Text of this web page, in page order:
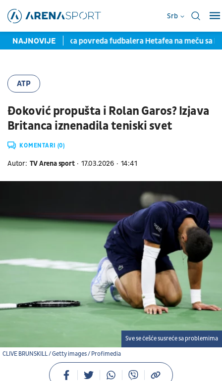
Srb
NAJNOVIJETeška povreda fudbalera Hetafea na meču sa
ATP
Đoković propušta i Rolan Garos? Izjava
Britanca iznenadila teniski svet
KOMENTARI (0)
Autor: TV Arena sport 17.03.2026 14:41
CLIVE BRUNSKILL / Getty images / Profimedia
Sve se češće susreće sa problemima